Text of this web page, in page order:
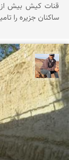
ساکنان جزیره را
جمال زعیمی